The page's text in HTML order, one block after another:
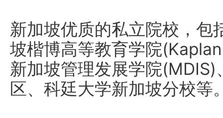
新加坡优质的私立院校，包
坡楷博高等教育学院
新加坡管理发展学院
区、科廷大学新加坡分校等